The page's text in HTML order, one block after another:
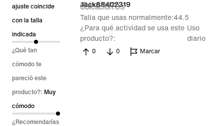
de
5
ajuste coincide
con la talla
indicada
¿Qué tan
cómodo te
pareció este
producto?: Muy
cómodo
¿Recomendarías
Jack88402319
15 jun 2026
Ubicación US
Talla que usas normalmente 44.5
¿Para qué actividad se usa este
producto?
Uso
diario
0 0 Marcar